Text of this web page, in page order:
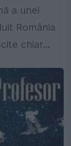
a unei
România
chiar...